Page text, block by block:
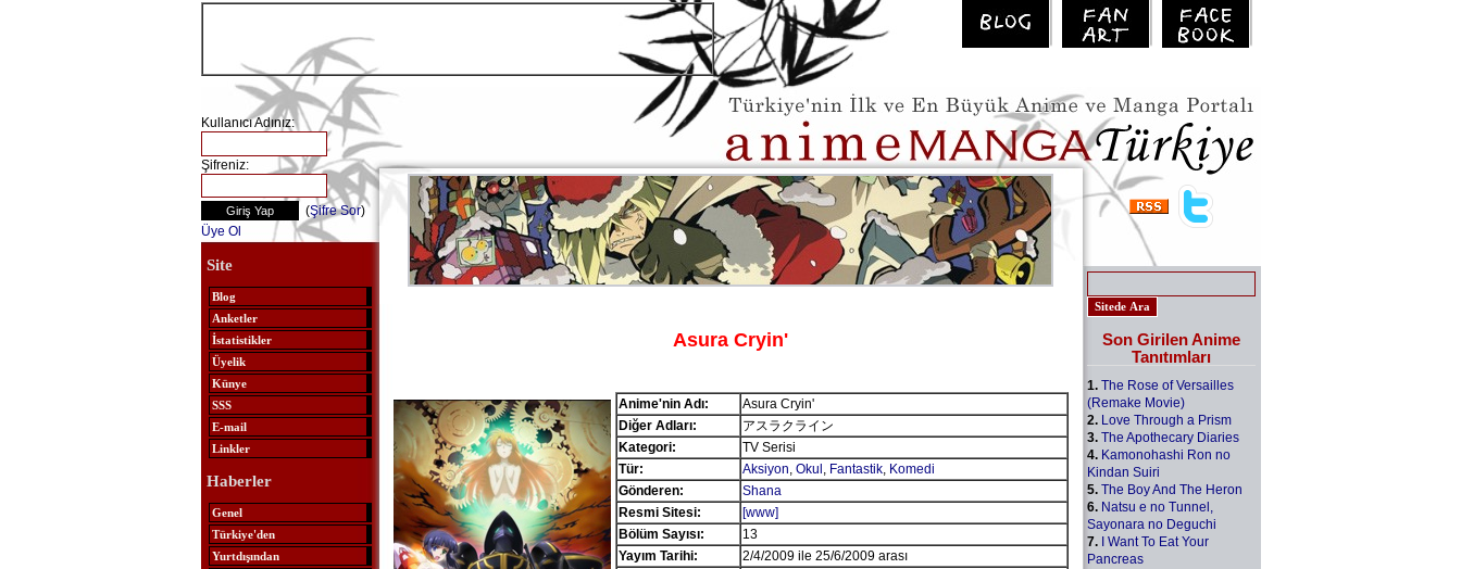
Kullanıcı Adınız:
Şifreniz:
(Şifre Sor)
Üye Ol
Site
Blog
Anketler
İstatistikler
Üyelik
Künye
SSS
E-mail
Linkler
Haberler
Genel
Türkiye'den
Yurtdışından
Asura Cryin'
Anime'nin Adı:
Asura Cryin'
Diğer Adları:
アスラクライン
Kategori:
TV Serisi
Tür:
Aksiyon, Okul , Fantastik, Komedi
Gönderen:
Shana
Resmi Sitesi:
[www]
Bölüm Sayısı:
13
Yayım Tarihi:
2/4/2009 ile 25/6/2009 arası
Son Girilen Anime
Tanıtımları
1. The Rose of Versailles
(Remake Movie)
2. Love Through a Prism
3. The Apothecary Diaries
4. Kamonohashi Ron no
Kindan Suiri
5. The Boy And The Heron
6. Natsu e no Tunnel,
Sayonara no Deguchi
7. I Want To Eat Your
Pancreas